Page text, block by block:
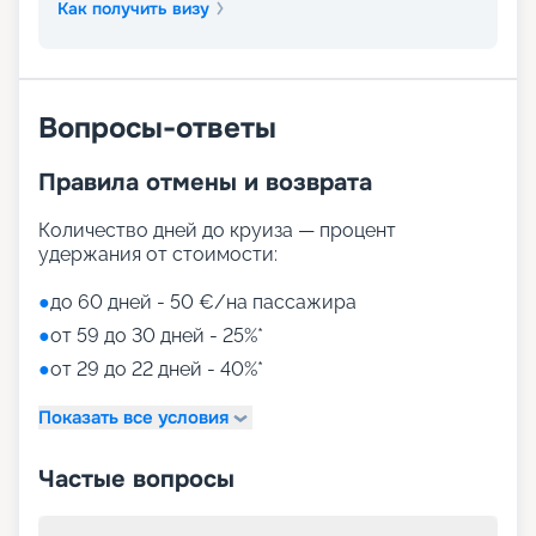
Как получить визу
Вопросы-ответы
Правила отмены и возврата
Количество дней до круиза — процент
удержания от стоимости:
●до 60 дней - 50 €/на пассажира
●от 59 до 30 дней - 25%*
●от 29 до 22 дней - 40%*
Показать все условия
Частые вопросы